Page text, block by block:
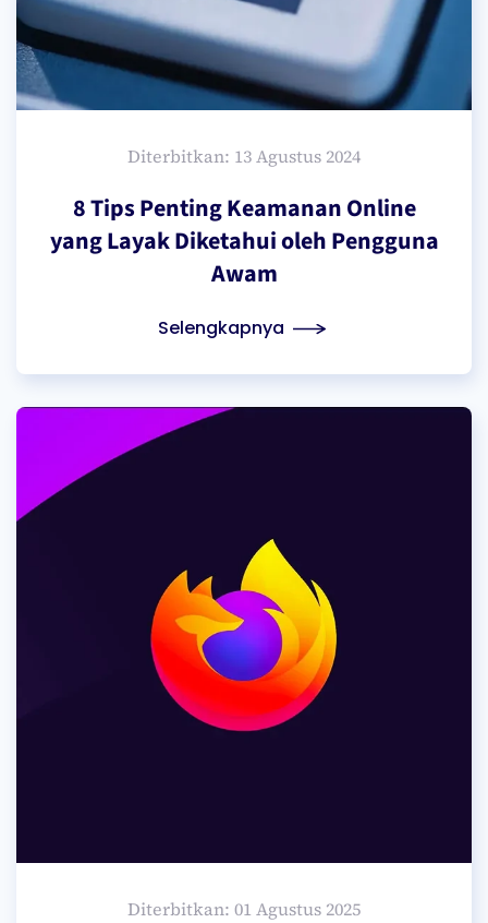
Diterbitkan: 13 Agustus 2024
8 Tips Penting Keamanan Online
yang Layak Diketahui oleh Pengguna
Awam
Selengkapnya
Diterbitkan: 01 Agustus 2025